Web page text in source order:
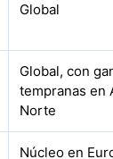
Global
Global, con
tempranas en
Norte
Núcleo en